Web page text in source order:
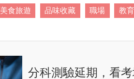
美食旅遊 品味收藏 職場 教育
分科測驗延期，看